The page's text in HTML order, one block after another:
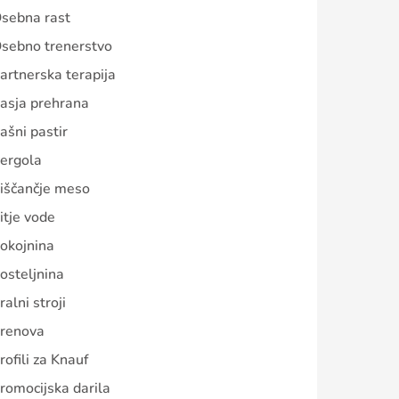
rast
trenerstvo
terapija
prehrana
pastir
meso
vode
stroji
za Knauf
darila